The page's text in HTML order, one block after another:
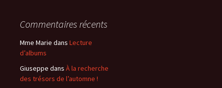
Commentaires récents
Mme Marie dans Lecture
d’albums
Giuseppe dans À la recherche
des trésors de l’automne !